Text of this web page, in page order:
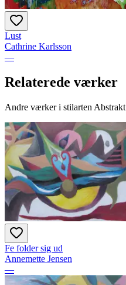
Lust
Cathrine Karlsson
—
Relaterede værker
Andre værker i stilarten Abstrakt
Fe folder sig ud
Annemette Jensen
—